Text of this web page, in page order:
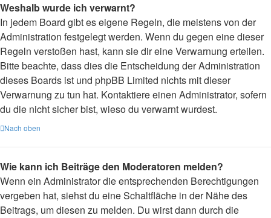
Weshalb wurde ich verwarnt?
In jedem Board gibt es eigene Regeln, die meistens von der
Administration festgelegt werden. Wenn du gegen eine dieser
Regeln verstoßen hast, kann sie dir eine Verwarnung erteilen.
Bitte beachte, dass dies die Entscheidung der Administration
dieses Boards ist und phpBB Limited nichts mit dieser
Verwarnung zu tun hat. Kontaktiere einen Administrator, sofern
du die nicht sicher bist, wieso du verwarnt wurdest.
Nach oben
Wie kann ich Beiträge den Moderatoren melden?
Wenn ein Administrator die entsprechenden Berechtigungen
vergeben hat, siehst du eine Schaltfläche in der Nähe des
Beitrags, um diesen zu melden. Du wirst dann durch die